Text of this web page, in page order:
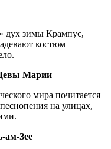
дух зимы Крампус,
костюм
Девы Марии
мира почитается
на улицах,
ам-Зее